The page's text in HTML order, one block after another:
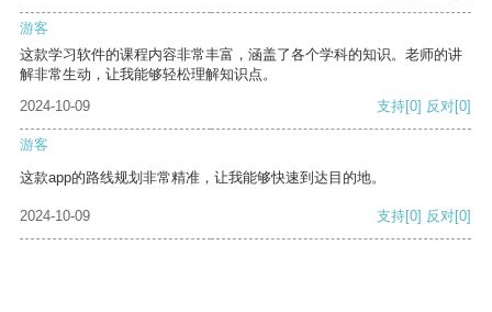
游客
这款学习软件的课程内容非常丰富，涵盖了各个学科的知识。老师的讲
解非常生动，让我能够轻松理解知识点。
2024-10-09
支持[0] 反对[0]
游客
这款app的路线规划非常精准，让我能够快速到达目的地。
2024-10-09 支持[0] 反对[0]